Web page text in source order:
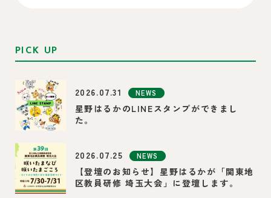
PICK UP
2026.07.31 NEWS
星野はるかのLINEスタンプができまし
た。
2026.07.25 NEWS
【登壇のお知らせ】星野はるかが「関東地
区教員研修 埼玉大会」に登壇します。